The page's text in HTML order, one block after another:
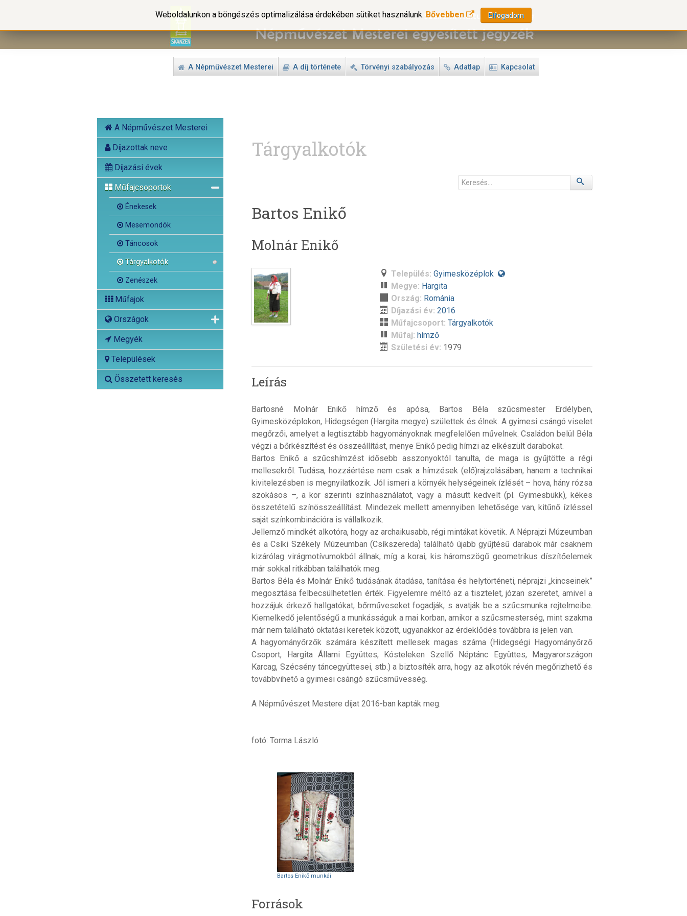
A Népművészet Mesterei A díj története Törvényi szabályozás Adatlap Kapcsolat
A Népművészet Mesterei
Díjazottak neve
Díjazási évek
Műfajcsoportok
Énekesek
Mesemondók
Táncosok
Tárgyalkotók
Zenészek
Műfajok
Országok
Megyék
Települések
Összetett keresés
Weboldalunkon a böngészés optimalizálása érdekében sütiket használunk. Bővebben Elfogadom
Tárgyalkotók
Bartos Enikő
Molnár Enikő
Település:Gyimesközéplok
Megye: Hargita
Ország: Románia
Díjazási év:2016
Műfajcsoport:Tárgyalkotók
Műfaj:hímző
Születési év: 1979
Leírás
Bartosné Molnár Enikő hímző és apósa, Bartos Béla szűcsmester Erdélyben,
Gyimesközéplokon, Hidegségen (Hargita megye) születtek és élnek. A gyimesi csángó viselet
megőrzői, amelyet a legtisztább hagyományoknak megfelelően művelnek. Családon belül Béla
végzi a bőrkészítést és összeállítást, menye Enikő pedig hímzi az elkészült darabokat.
Bartos Enikő a szűcshímzést idősebb asszonyoktól tanulta, de maga is gyűjtötte a régi
mellesekről. Tudása, hozzáértése nem csak a hímzések (elő)rajzolásában, hanem a technikai
kivitelezésben is megnyilatkozik. Jól ismeri a környék helységeinek ízlését – hova, hány rózsa
szokásos –, a kor szerinti színhasználatot, vagy a másutt kedvelt (pl. Gyimesbükk), kékes
összetételű színösszeállítást. Mindezek mellett amennyiben lehetősége van, kitűnő ízléssel
saját színkombinációra is vállalkozik.
Jellemző mindkét alkotóra, hogy az archaikusabb, régi mintákat követik. A Néprajzi Múzeumban
és a Csíki Székely Múzeumban (Csíkszereda) található újabb gyűjtésű darabok már csaknem
kizárólag virágmotívumokból állnak, míg a korai, kis háromszögű geometrikus díszítőelemek
már sokkal ritkábban találhatók meg.
Bartos Béla és Molnár Enikő tudásának átadása, tanítása és helytörténeti, néprajzi „kincseinek”
megosztása felbecsülhetetlen érték. Figyelemre méltó az a tisztelet, józan szeretet, amivel a
hozzájuk érkező hallgatókat, bőrműveseket fogadják, s avatják be a szűcsmunka rejtelmeibe.
Kiemelkedő jelentőségű a munkásságuk a mai korban, amikor a szűcsmesterség, mint szakma
már nem található oktatási keretek között, ugyanakkor az érdeklődés továbbra is jelen van.
A hagyományőrzők számára készített mellesek magas száma (Hidegségi Hagyományőrző
Csoport, Hargita Állami Együttes, Kósteleken Szellő Néptánc Együttes, Magyarországon
Karcag, Szécsény táncegyüttesei, stb.) a biztosíték arra, hogy az alkotók révén megőrizhető és
továbbvihető a gyimesi csángó szűcsművesség.
A Népművészet Mestere díjat 2016-ban kapták meg.
fotó: Torma László
Bartos Enikő munkái
Források